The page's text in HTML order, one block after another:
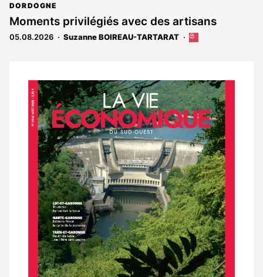
réservé
aux
DORDOGNE
Moments privilégiés avec des artisans
05.08.2026 Suzanne BOIREAU-TARTARAT
Cet
aux
abonnés
Notre
dernier
magazine